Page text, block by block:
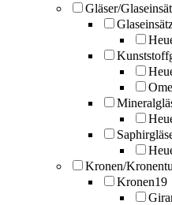
Gläser/
Kronen/
Kronen19